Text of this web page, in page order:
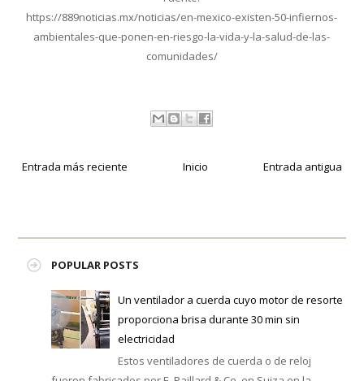
https://889noticias.mx/noticias/en-mexico-existen-50-infiernos-
ambientales-que-ponen-en-riesgo-la-vida-y-la-salud-de-las-
comunidades/
Entrada más reciente Entrada antigua
Inicio
POPULAR POSTS
Un ventilador a cuerda cuyo motor de resorte
proporciona brisa durante 30 min sin
electricidad
Estos ventiladores de cuerda o de reloj